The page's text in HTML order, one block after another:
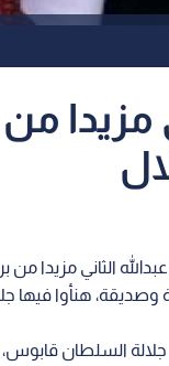
مزيدا
عبدالله الثاني مزيدا
هنأوا فيها
جلالة السلطان